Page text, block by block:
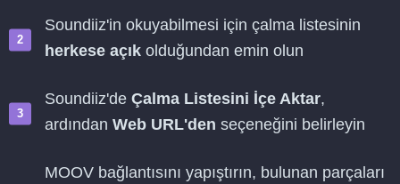
Soundiiz'in okuyabilmesi için çalma listesinin
herkese açık olduğundan emin olun
Soundiiz'de Çalma Listesini İçe Aktar,
ardından Web URL'den seçeneğini belirleyin
MOOV bağlantısını yapıştırın, bulunan parçaları